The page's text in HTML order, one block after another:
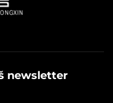
newsletter